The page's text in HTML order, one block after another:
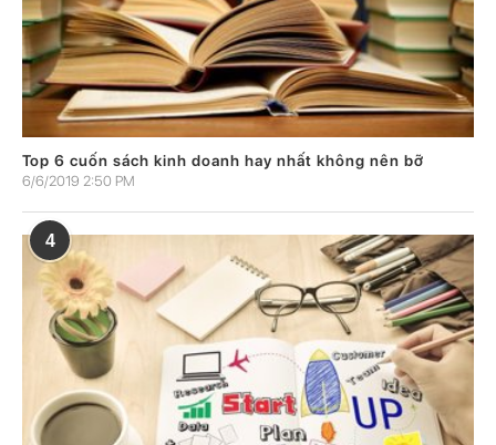
Top 6 cuốn sách kinh doanh hay nhất không nên bỡ
6/6/2019 2:50 PM
4